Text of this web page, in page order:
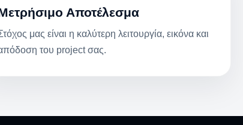
Αποτέλεσμα
μας είναι η καλύτερη λειτουργία, εικόνα και
του project σας.